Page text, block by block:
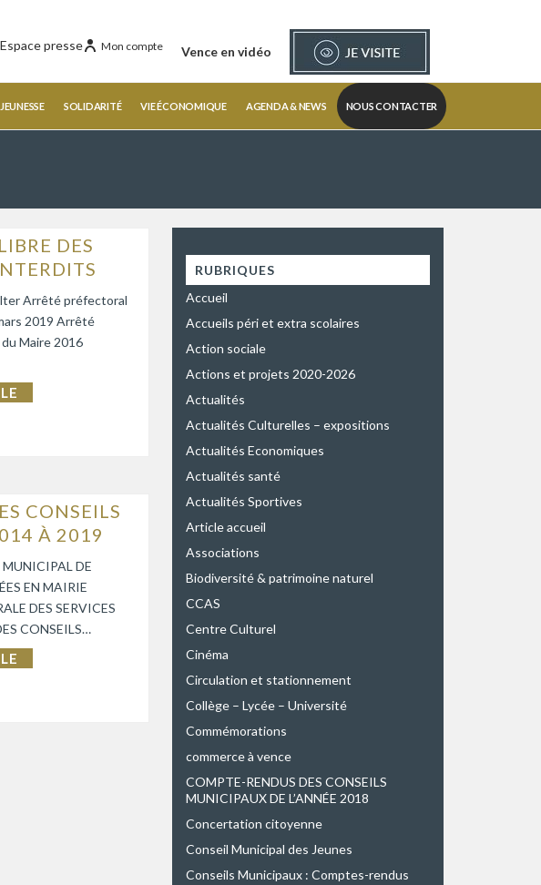
Vence en vidéo
Mon compte
Espace presse
SOLIDARITÉ VIE ÉCONOMIQUE AGENDA & NEWS NOUS CONTACTER
DES
Arrêté préfectoral
2019 Arrêté
Maire 2016
CONSEILS
À 2019
DE
EN MAIRIE
DES SERVICES
CONSEILS…
RUBRIQUES
Accueil
Accueils péri et extra scolaires
Action sociale
Actions et projets 2020-2026
Actualités
Actualités Culturelles – expositions
Actualités Economiques
Actualités santé
Actualités Sportives
Article accueil
Associations
Biodiversité & patrimoine naturel
CCAS
Centre Culturel
Cinéma
Circulation et stationnement
Collège – Lycée – Université
Commémorations
commerce à vence
COMPTE-RENDUS DES CONSEILS
MUNICIPAUX DE L’ANNÉE 2018
Concertation citoyenne
Conseil Municipal des Jeunes
Conseils Municipaux : Comptes-rendus